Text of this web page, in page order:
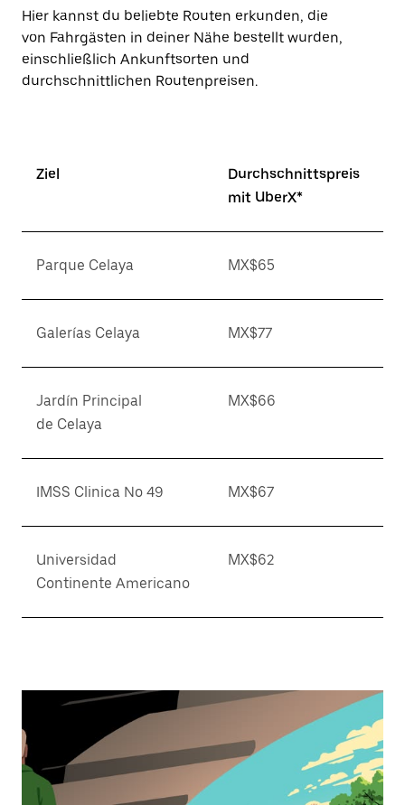
Hier kannst du beliebte Routen erkunden, die
von Fahrgästen in deiner Nähe bestellt wurden,
einschließlich Ankunftsorten und
durchschnittlichen Routenpreisen.
Ziel
Durchschnittspreis
mit UberX*
Parque Celaya MX$65
Galerías Celaya MX$77
Jardín Principal
de Celaya
MX$66
IMSS Clinica No 49 MX$67
Universidad
Continente Americano
MX$62